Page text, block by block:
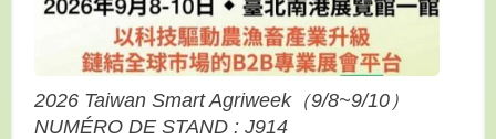
2026 Taiwan Smart Agriweek（9/8~9/10）
NUMÉRO DE STAND : J914